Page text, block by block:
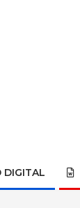
DIGITAL